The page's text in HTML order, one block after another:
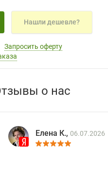
Нашли дешевле?
Запросить оферту
о нас
Елена К., 06.07.2026